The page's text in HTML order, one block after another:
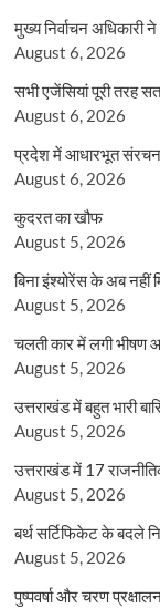
मुख्य निर्वाचन अधिकारी
August 6, 2026
सभी एजेंसियां पूरी तरह
August 6, 2026
प्रदेश में आधारभूत
August 6, 2026
कुदरत का खौफ
August 5, 2026
बिना इंश्योरेंस के अब नहीं
August 5, 2026
चलती कार में लगी
August 5, 2026
उत्तराखंड में बहुत भारी
August 5, 2026
उत्तराखंड में 17
August 5, 2026
बर्थ सर्टिफिकेट के बदले
August 5, 2026
पुष्पवर्षा और चरण